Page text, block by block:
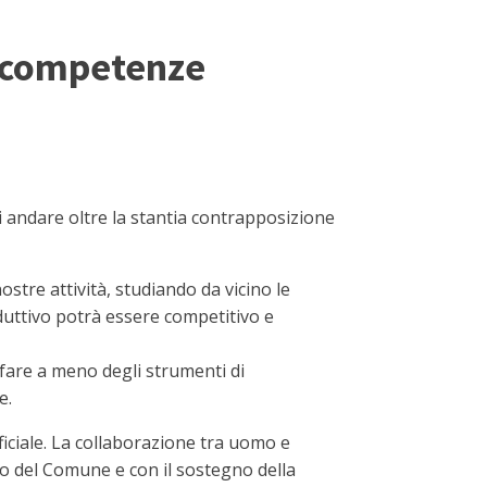
andare oltre la stantia contrapposizione
attività, studiando da vicino le
potrà essere competitivo e
a meno degli strumenti di
La collaborazione tra uomo e
del Comune e con il sostegno della